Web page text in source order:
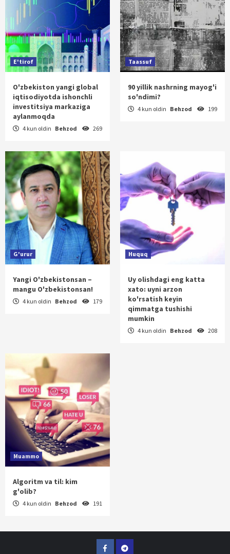
E'tirof
O'zbekiston yangi global
iqtisodiyotda ishonchli
investitsiya markaziga
aylanmoqda
4 kun oldin Behzod 269
Taassuf
90 yillik nashrning mayog'i
so'ndimi?
4 kun oldin Behzod 199
G'urur
Yangi O'zbekistonsan –
mangu O'zbekistonsan!
4 kun oldin Behzod 179
Huquq
Uy olishdagi eng katta
xato: uyni arzon
ko'rsatish keyin
qimmatga tushishi
mumkin
4 kun oldin Behzod 208
Muammo
Algoritm va til: kim
g'olib?
4 kun oldin Behzod 191
FacebookTelegram